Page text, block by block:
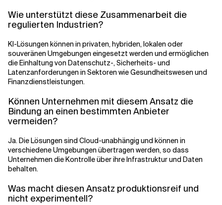
Wie unterstützt diese Zusammenarbeit die
regulierten Industrien?
KI-Lösungen können in privaten, hybriden, lokalen oder
souveränen Umgebungen eingesetzt werden und ermöglichen
die Einhaltung von Datenschutz-, Sicherheits- und
Latenzanforderungen in Sektoren wie Gesundheitswesen und
Finanzdienstleistungen.
Können Unternehmen mit diesem Ansatz die
Bindung an einen bestimmten Anbieter
vermeiden?
Ja. Die Lösungen sind Cloud-unabhängig und können in
verschiedene Umgebungen übertragen werden, so dass
Unternehmen die Kontrolle über ihre Infrastruktur und Daten
behalten.
Was macht diesen Ansatz produktionsreif und
nicht experimentell?